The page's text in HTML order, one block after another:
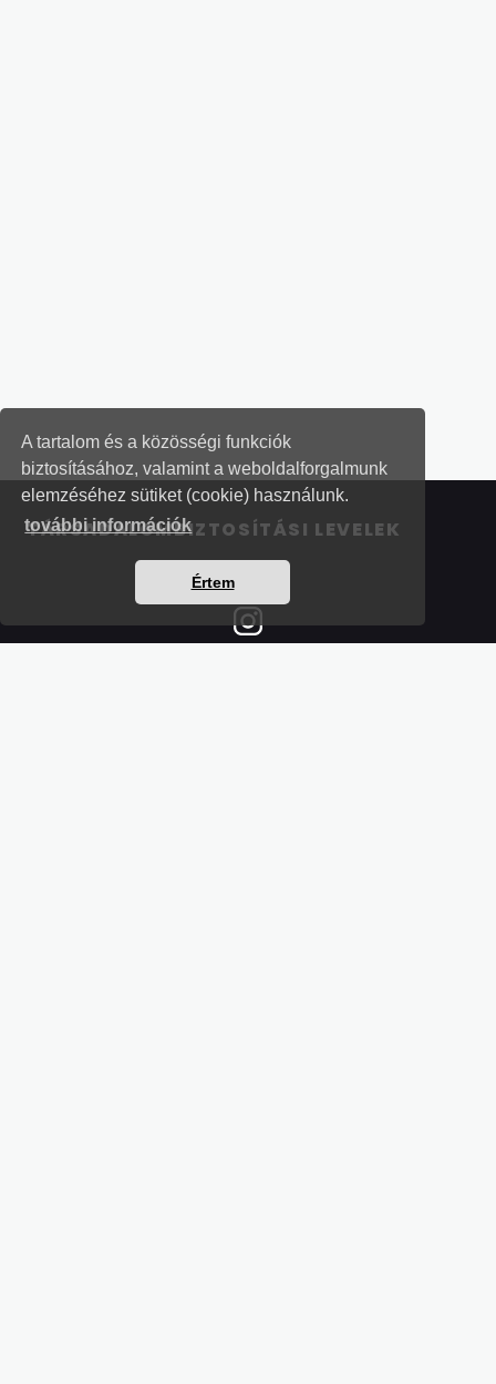
A tartalom és a közösségi funkciók
biztosításához, valamint a weboldalforgalmunk
elemzéséhez sütiket (cookie) használunk.
további információk
Értem
TÁRSADALOMBIZTOSÍTÁSI LEVELEK